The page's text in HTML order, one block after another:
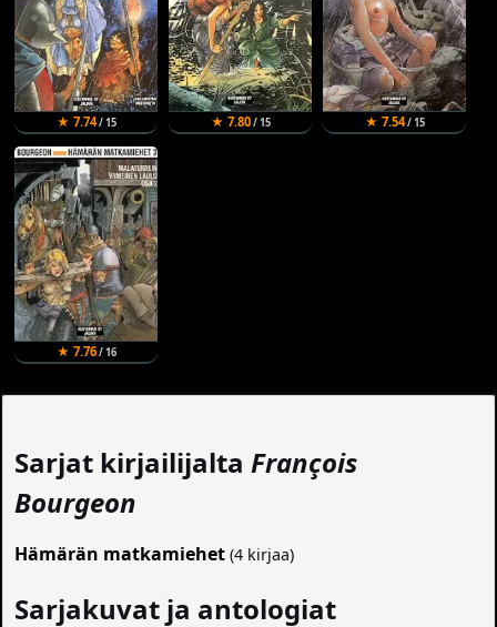
★ 7.74/ 15 ★ 7.80/ 15 ★ 7.54/ 15
★ 7.76/ 16
Sarjat kirjailijaltaFrançois
Bourgeon
Hämärän matkamiehet (4 kirjaa)
Sarjakuvat ja antologiat